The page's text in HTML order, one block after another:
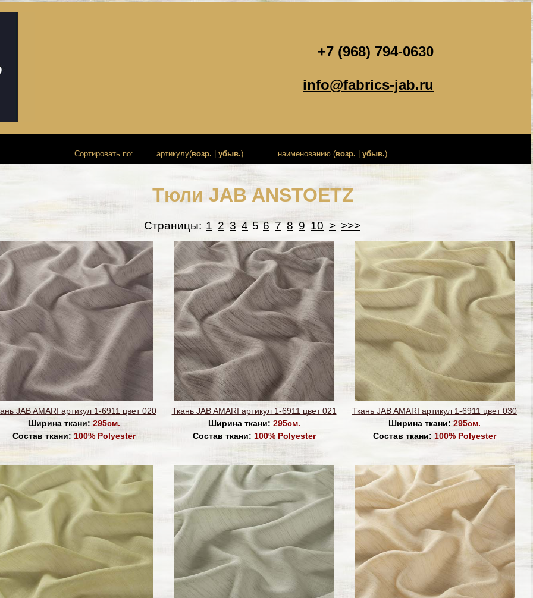
+7 (968) 794-0630
info@fabrics-jab.ru
Сортировать по: артикулу(возр. убыв.) наименованию (возр. убыв.)
Тюли JAB ANSTOETZ
Страницы: 1 2 3 4 5 6 7 8 9 10 > >>>
JAB AMARI артикул 1-6911 цвет 020
Ширина ткани: 295см.
Состав ткани: 100% Polyester
Ткань JAB AMARI артикул 1-6911 цвет 021
Ширина ткани: 295см.
Состав ткани: 100% Polyester
Ткань JAB AMARI артикул 1-6911 цвет 030
Ширина ткани: 295см.
Состав ткани: 100% Polyester